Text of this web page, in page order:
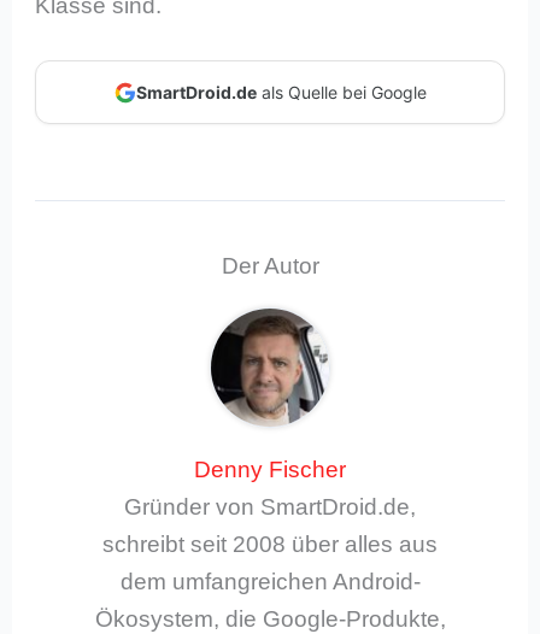
Klasse sind.
SmartDroid.deals Quelle bei Google
Der Autor
Denny Fischer
Gründer von SmartDroid.de,
schreibt seit 2008 über alles aus
dem umfangreichen Android-
Ökosystem, die Google-Produkte,